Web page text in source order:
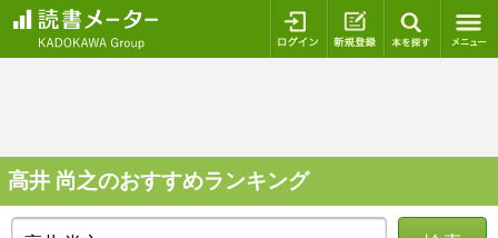
ログイン 新規登録
高井 尚之のおすすめランキング